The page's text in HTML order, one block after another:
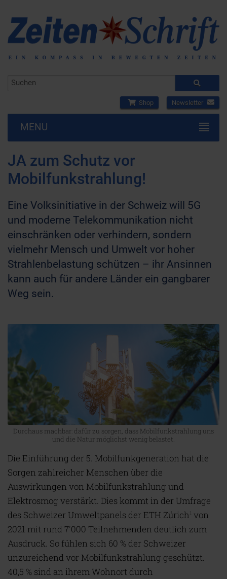
Shop Newsletter
MENU
JA zum Schutz vor
Mobilfunkstrahlung!
Eine Volksinitiative in der Schweiz will 5G
und moderne Telekommunikation nicht
einschränken oder verhindern, sondern
vielmehr Mensch und Umwelt vor hoher
Strahlenbelastung schützen – ihr Ansinnen
kann auch für andere Länder ein gangbarer
Weg sein.
Durchaus machbar: dafür zu sorgen, dass Mobilfunkstrahlung uns
und die Natur möglichst wenig belastet.
Die Einführung der 5. Mobilfunkgeneration hat die
Sorgen zahlreicher Menschen über die
Auswirkungen von Mobilfunkstrahlung und
Elektrosmog verstärkt. Dies kommt in der Umfrage
des Schweizer Umweltpanels der ETH Zürich 1 von
2021 mit rund 7'000 Teilnehmenden deutlich zum
Ausdruck. So fühlen sich 60 % der Schweizer
unzureichend vor Mobilfunkstrahlung geschützt.
40,5 % sind an ihrem Wohnort durch